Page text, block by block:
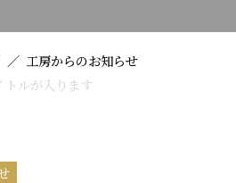
工房からのお知らせ
トルが入ります